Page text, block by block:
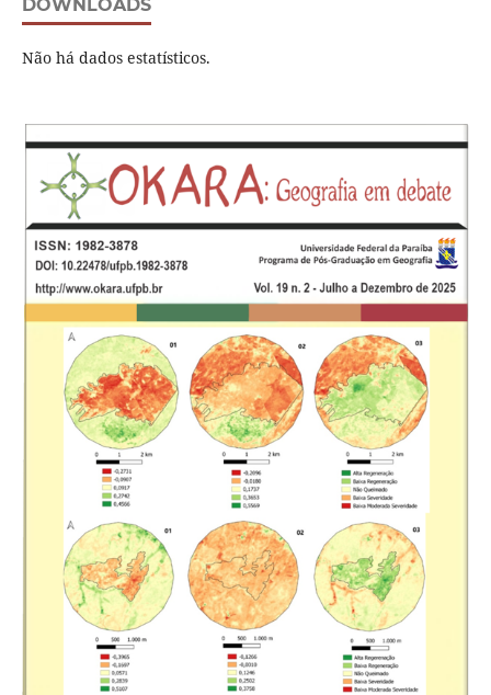
DOWNLOADS
Não há dados estatísticos.